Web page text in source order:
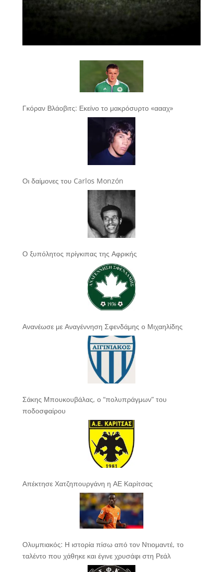
Γκόραν Βλάοβιτς: Εκείνο το μακρόσυρτο «αααχ»
Οι δαίμονες του Carlos Monzón
Ο ξυπόλητος πρίγκιπας της Αφρικής
Ανανέωσε με Αναγέννηση Σφενδάμης ο Μιχαηλίδης
Σάκης Μπουκουβάλας, ο “πολυπράγμων” του
ποδοσφαίρου
Απέκτησε Χατζηπουργάνη η ΑΕ Καρίτσας
Ολυμπιακός: Η ιστορία πίσω από τον Ντιομαντέ, το
ταλέντο που χάθηκε και έγινε χρυσάφι στη Ρεάλ